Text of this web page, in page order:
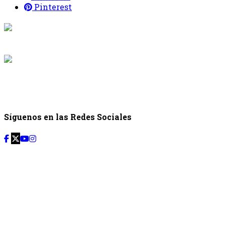
Pinterest
Síguenos en las Redes Sociales